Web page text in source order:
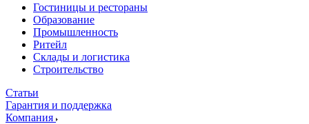
Гостиницы и рестораны
Образование
Промышленность
Ритейл
Склады и логистика
Строительство
Статьи
Гарантия и поддержка
Компания